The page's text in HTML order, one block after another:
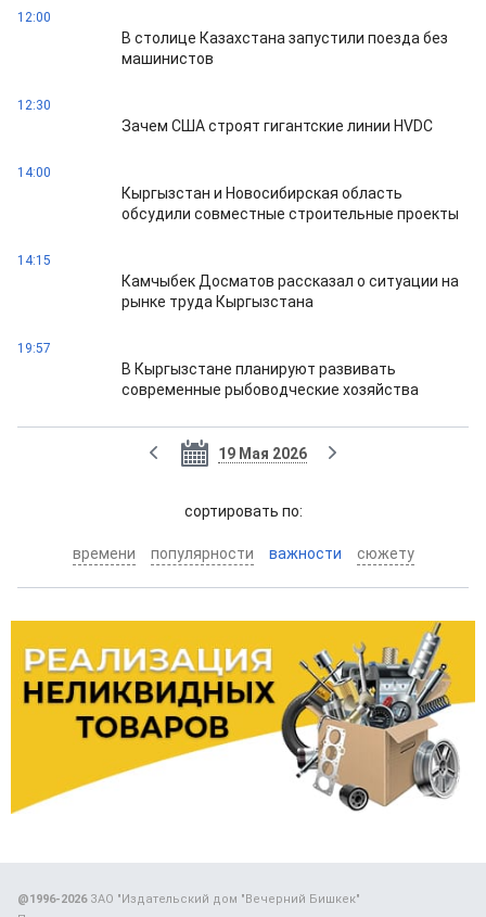
12:00
В столице Казахстана запустили поезда без
машинистов
12:30
Зачем США строят гигантские линии HVDC
14:00
Кыргызстан и Новосибирская область
обсудили совместные строительные проекты
14:15
Камчыбек Досматов рассказал о ситуации на
рынке труда Кыргызстана
19:57
В Кыргызстане планируют развивать
современные рыбоводческие хозяйства
19 Мая 2026
cортировать по:
времени популярности важности сюжету
@1996-2026ЗАО "Издательский дом "Вечерний Бишкек"